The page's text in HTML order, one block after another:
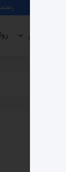
راهنمای
استخدام